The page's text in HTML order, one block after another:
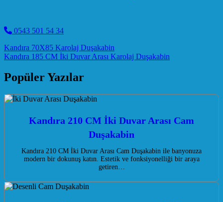
0543 501 54 34
Post navigation
Kandıra 70X85 Karolaj Duşakabin
Kandıra 185 CM İki Duvar Arası Karolaj Duşakabin
Popüler Yazılar
Kandıra 210 CM İki Duvar Arası Cam
Duşakabin
Kandıra 210 CM İki Duvar Arası Cam Duşakabin ile banyonuza
modern bir dokunuş katın. Estetik ve fonksiyonelliği bir araya
getiren…